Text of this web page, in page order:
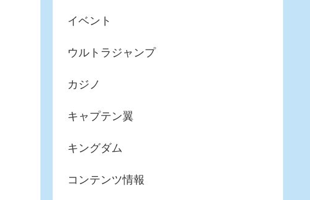
イベント
ウルトラジャンプ
カジノ
キャプテン翼
キングダム
コンテンツ情報